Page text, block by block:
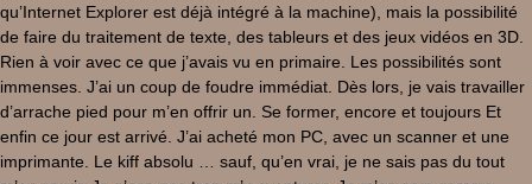
qu’Internet Explorer est déjà intégré à la machine), mais la possibilité
de faire du traitement de texte, des tableurs et des jeux vidéos en 3D.
Rien à voir avec ce que j’avais vu en primaire. Les possibilités sont
immenses. J’ai un coup de foudre immédiat. Dès lors, je vais travailler
d’arrache pied pour m’en offrir un. Se former, encore et toujours Et
enfin ce jour est arrivé. J’ai acheté mon PC, avec un scanner et une
imprimante. Le kiff absolu … sauf, qu’en vrai, je ne sais pas du tout